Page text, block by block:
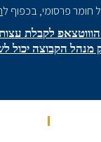
חומר פרסומי, בכפוף ל
לקבלת
מנהל הקבוצה יכול